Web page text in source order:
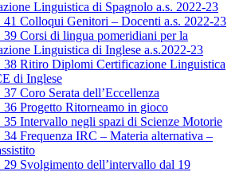
Linguistica di Spagnolo a.s. 2022-23
Colloqui Genitori – Docenti a.s. 2022-23
Corsi di lingua pomeridiani per la
Linguistica di Inglese a.s.2022-23
38 Ritiro Diplomi Certificazione Linguistica
di Inglese
Coro Serata dell’Eccellenza
Progetto Ritorneamo in gioco
Intervallo negli spazi di Scienze Motorie
Frequenza IRC – Materia alternativa –
Svolgimento dell’intervallo dal 19